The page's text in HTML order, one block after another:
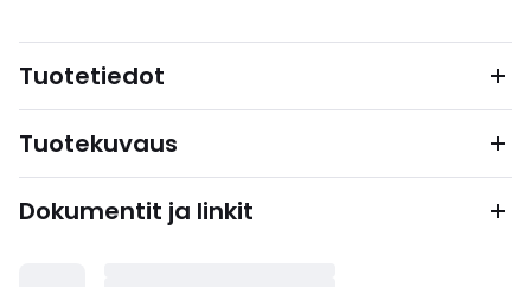
Tuotetiedot
Tuotekuvaus
Dokumentit ja linkit